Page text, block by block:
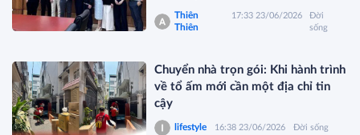
Thiên
Thiên
17:33 23/06/2026
Đời
sống
Chuyển nhà trọn gói: Khi hành trình
về tổ ấm mới cần một địa chỉ tin
cậy
lifestyle 16:38 23/06/2026 Đời sống